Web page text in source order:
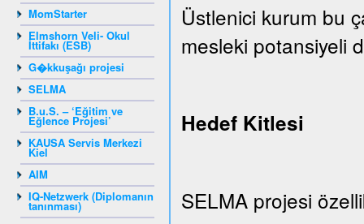
MomStarter
Elmshorn Veli- Okul
İttifakı (ESB)
G�kkuşağı projesi
SELMA
B.u.S. – ‘Eğitim ve
Eğlence Projesi’
KAUSA Servis Merkezi
Kiel
AIM
IQ-Netzwerk (Diplomanın
tanınması)
Üstlenici kurum bu
mesleki potansiyeli
Hedef Kitlesi
SELMA projesi